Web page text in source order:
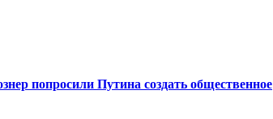
попросили Путина создать общественное